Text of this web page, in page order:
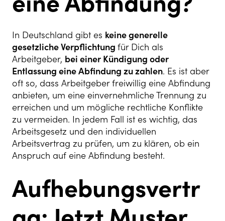
In Deutschland gibt es keine generelle
gesetzliche Verpflichtung für Dich als
Arbeitgeber, bei einer Kündigung oder
Entlassung eine Abfindung zu zahlen. Es ist aber
oft so, dass Arbeitgeber freiwillig eine Abfindung
anbieten, um eine einvernehmliche Trennung zu
erreichen und um mögliche rechtliche Konflikte
zu vermeiden. In jedem Fall ist es wichtig, das
Arbeitsgesetz und den individuellen
Arbeitsvertrag zu prüfen, um zu klären, ob ein
Anspruch auf eine Abfindung besteht.
Aufhebungsvertr